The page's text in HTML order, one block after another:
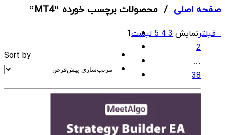
looking
for?
صفحه اصلی / محصولات برچسب خورده “MT4”
فیلترنمایش3
4
5لیست
Sort by
1
2
…
38